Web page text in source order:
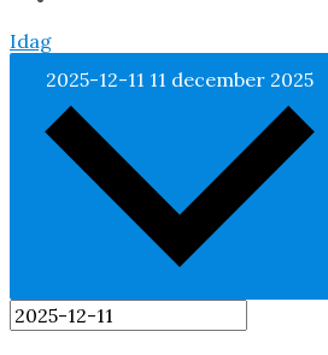
Idag
2025-12-11 11 december 2025